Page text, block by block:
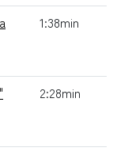
1:38min
2:28min